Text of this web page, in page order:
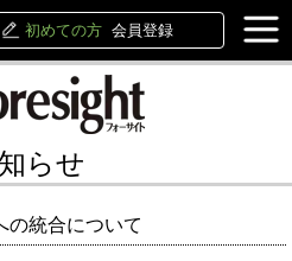
初めての方 会員登録
らせ
の統合について